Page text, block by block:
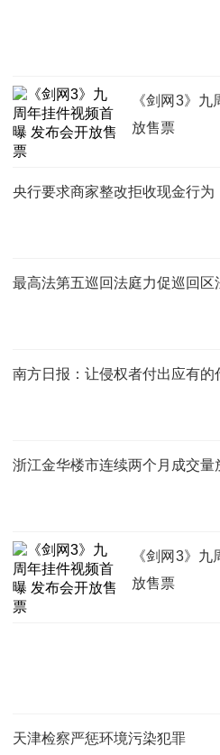
《剑网3》
放售票
央行要求商家整改拒收现金行为
最高法第五巡回法庭力促巡回区
南方日报：让侵权者付出应有的
浙江金华楼市连续两个月成交量
《剑网3》
放售票
天津检察严惩环境污染犯罪